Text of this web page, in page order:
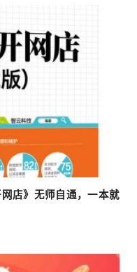
店》无师自通，一本就